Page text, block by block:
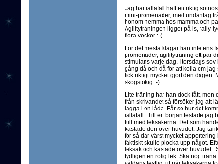
Jag har iallafall haft en riktig
mini-promenader, med undantag
honom hemma hos mamma och
Agilityträningen ligger på is, rally-
flera veckor :-(
För det mesta klagar han inte ens
promenader, agilityträning ett par
stimulans varje dag. I torsdags
gång då och då för att kolla om jag
fick riktigt mycket gjort den dagen.
skogstokig :-)
Lite träning har han dock fått, men
från skrivandet så försöker jag att
lägga i en låda. Får se hur det
iallafall. Till en början testade jag
full med leksakerna. Det som
kastade den över huvudet. Jag
för så där värst mycket
faktiskt skulle plocka upp något.
leksak och kastade över
tydligen en rolig lek. Ska nog träna